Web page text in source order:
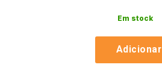
Em stock
Adicionar